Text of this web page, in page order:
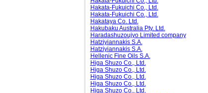
Hakata-Fukuichi Co., Ltd.
Hakata-Fukuichi Co., Ltd.
Hakataya Co. Ltd.
Hakubaku Australia Pty. Ltd.
Haradashuzoujyo Limited company
Hatziyiannakis S.A.
Hatziyiannakis S.A.
Hellenic Fine Oils S.A.
Higa Shuzo Co., Ltd.
Higa Shuzo Co., Ltd.
Higa Shuzo Co., Ltd.
Higa Shuzo Co., Ltd.
Higa Shuzo Co., Ltd.